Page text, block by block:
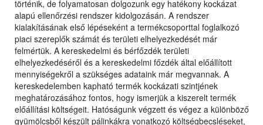
történik, de folyamatosan dolgozunk egy hatékony kockázat
alapú ellenőrzési rendszer kidolgozásán. A rendszer
kialakításának első lépéseként a termékcsoporttal foglalkozó
piaci szereplők számát és területi elhelyezkedését már
felmértük. A kereskedelmi és bérfőzdék területi
elhelyezkedéséről és a kereskedelmi főzdék által előállított
mennyiségekről a szükséges adataink már megvannak. A
kereskedelemben kapható termék kockázati szintjének
meghatározásához fontos, hogy ismerjük a kiszerelt termék
előállítási költségeit. Hatóságunk végzett és végez a különböző
gyümölcsből készült pálinkákra vonatkozó költségbecsléseket,